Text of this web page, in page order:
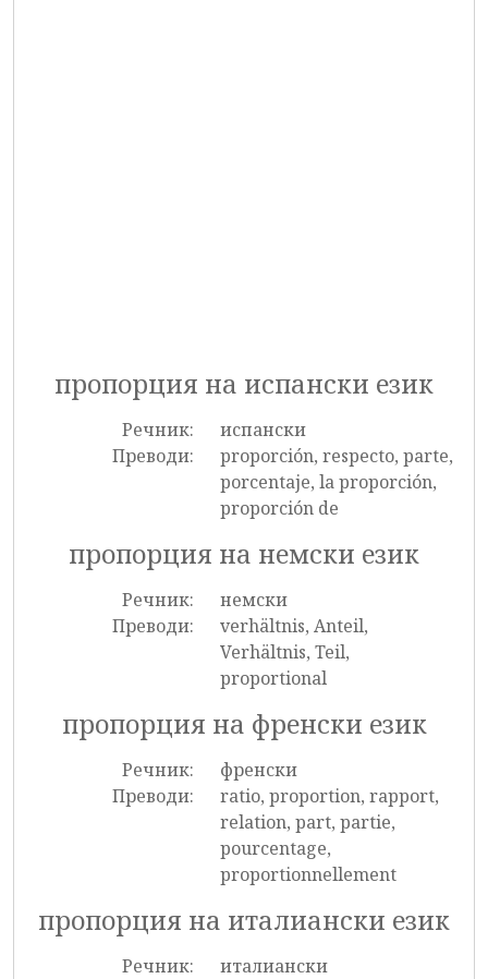
пропорция на испански език
Речник:
испански
Преводи:
proporción, respecto, parte,
porcentaje, la proporción,
proporción de
пропорция на немски език
Речник:
немски
Преводи:
verhältnis, Anteil,
Verhältnis, Teil,
proportional
пропорция на френски език
Речник:
френски
Преводи:
ratio, proportion, rapport,
relation, part, partie,
pourcentage,
proportionnellement
пропорция на италиански език
Речник:
италиански